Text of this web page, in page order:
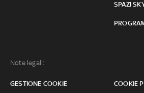
SPAZI
Note legali:
GESTIONE COOKIE COOKIE